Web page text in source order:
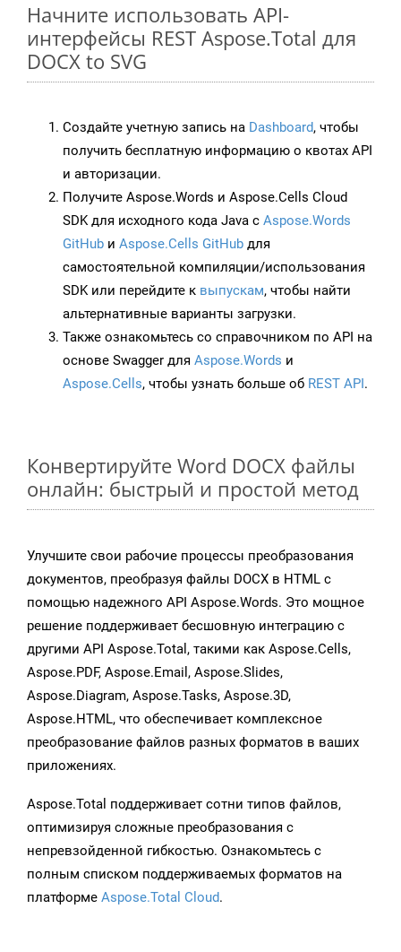
Начните использовать API-
интерфейсы REST Aspose.Total для
DOCX to SVG
Создайте учетную запись на Dashboard, чтобы
получить бесплатную информацию о квотах API
и авторизации.
Получите Aspose.Words и Aspose.Cells Cloud
SDK для исходного кода Java с Aspose.Words
GitHub и Aspose.Cells GitHub для
самостоятельной компиляции/использования
SDK или перейдите к выпускам, чтобы найти
альтернативные варианты загрузки.
Также ознакомьтесь со справочником по API на
основе Swagger для Aspose.Words и
Aspose.Cells, чтобы узнать больше об REST API.
Конвертируйте Word DOCX файлы
онлайн: быстрый и простой метод
Улучшите свои рабочие процессы преобразования
документов, преобразуя файлы DOCX в HTML с
помощью надежного API Aspose.Words. Это мощное
решение поддерживает бесшовную интеграцию с
другими API Aspose.Total, такими как Aspose.Cells,
Aspose.PDF, Aspose.Email, Aspose.Slides,
Aspose.Diagram, Aspose.Tasks, Aspose.3D,
Aspose.HTML, что обеспечивает комплексное
преобразование файлов разных форматов в ваших
приложениях.
Aspose.Total поддерживает сотни типов файлов,
оптимизируя сложные преобразования с
непревзойденной гибкостью. Ознакомьтесь с
полным списком поддерживаемых форматов на
платформе Aspose.Total Cloud.